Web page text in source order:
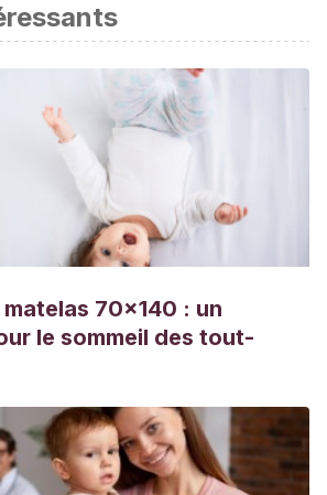
70x140 : un
le sommeil des tout-